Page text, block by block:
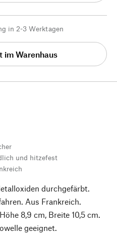
in 2-3 Werktagen
im Warenhaus
und hitzefest
durchgefärbt.
Aus Frankreich.
8,9 cm, Breite 10,5 cm.
geeignet.